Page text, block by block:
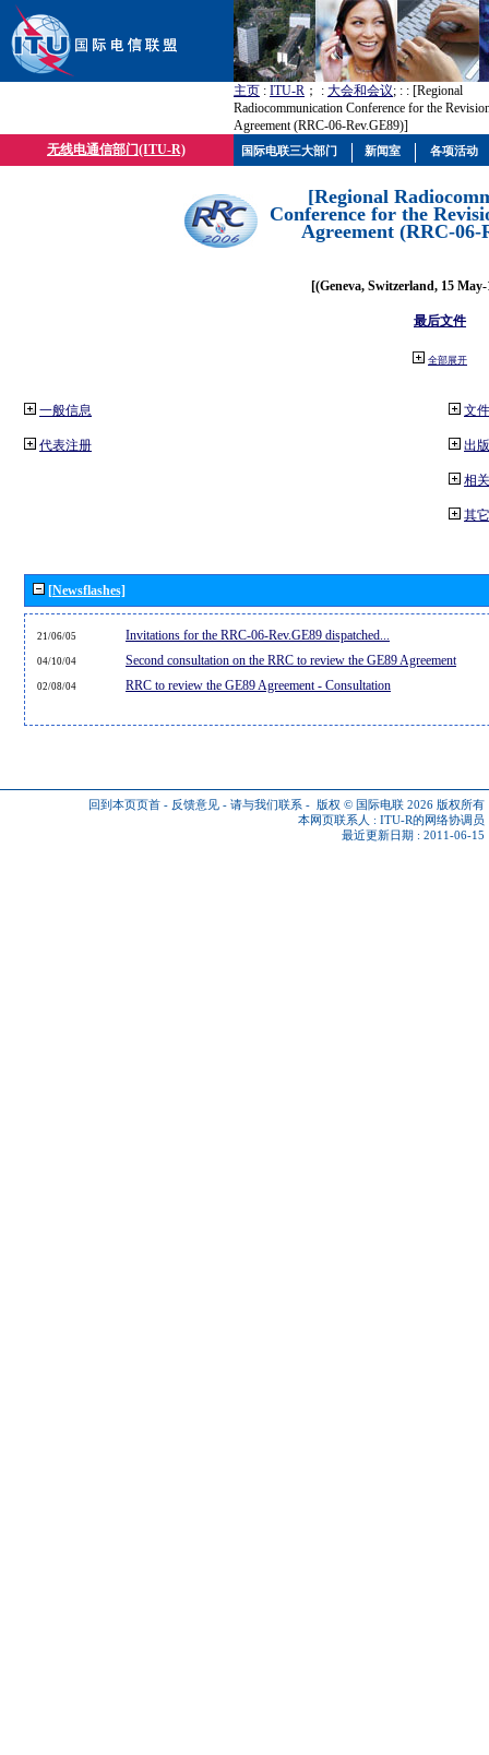
主页 : ITU-R ； : 大会和会议; : : [Regional
Radiocommunication Conference for the
Agreement (RRC-06-Rev.GE89)]
无线电通信部门(ITU-R)
[Regional
Conference for the
Agreement (RRC-06-
[(Geneva, Switzerland, 15
最后文件
全部展开
一般信息
代表注册
文件
出
相
其
[Newsflashes]
21/06/05 Invitations for the RRC-06-Rev.GE89 dispatched...
04/10/04 Second consultation on the RRC to review the GE89 Agreement
02/08/04 RRC to review the GE89 Agreement - Consultation
回到本页页首 - 反馈意见 - 请与我们联系 - 版权 © 国际电联 2026 版权所有
本网页联系人 : ITU-R的网络协调员
最近更新日期 : 2011-06-15
国际电联三大部门 新闻室 各项活动